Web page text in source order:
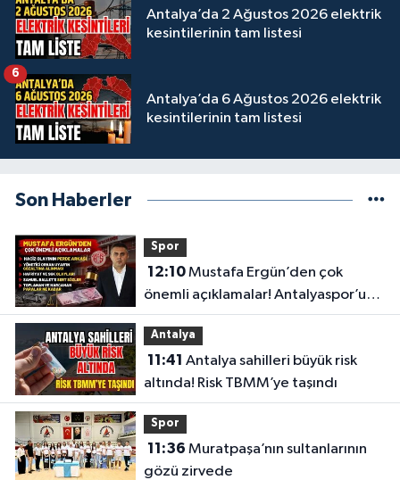
Antalya’da 2 Ağustos 2026 elektrik
kesintilerinin tam listesi
Antalya’da 6 Ağustos 2026 elektrik
kesintilerinin tam listesi
6
Son Haberler
Spor
12:10Mustafa Ergün’den çok
önemli açıklamalar! Antalyaspor’un
merak edilenlerini anlattı
Antalya
11:41
altında! Risk TBMM’ye taşındı
Spor
11:36
gözü zirvede